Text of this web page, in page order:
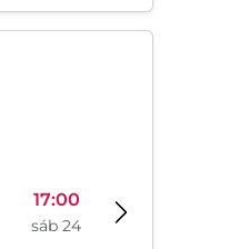
17:00
sáb 24